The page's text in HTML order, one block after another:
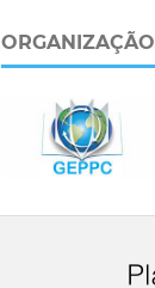
ORGANIZAÇÃO